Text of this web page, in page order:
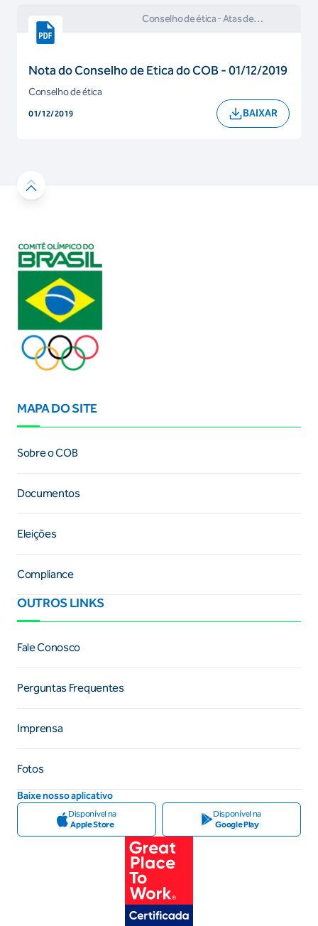
Conselho de ética- Atas de
Nota do Conselho de Etica do COB - 01/12/2019
Conselho de ética
01/12/2019 BAIXAR
MAPA DO SITE
Sobre o COB
Documentos
Eleições
Compliance
OUTROS LINKS
Fale Conosco
Perguntas Frequentes
Imprensa
Fotos
Baixe nosso aplicativo
Disponível na
Apple Store
Disponível na
Google Play